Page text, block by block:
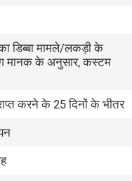
डिब्बा मामले/लकड़ी के
मानक के अनुसार, कस्टम
करने के 25 दिनों के भीतर